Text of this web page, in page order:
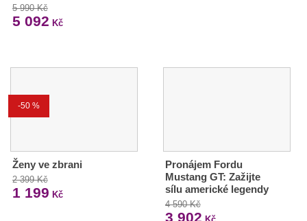
5 990 Kč
5 092 Kč
-50 %
Ženy ve zbrani
2 399 Kč
1 199 Kč
Pronájem Fordu
Mustang GT: Zažijte
sílu americké legendy
4 590 Kč
3 902